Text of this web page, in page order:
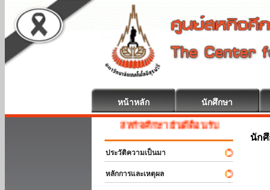
หน้าหลัก นักศึกษา
สหกิจศึกษา ยินดีต้อนรับ
ประวัติความเป็นมา
หลักการและเหตุผล
นัก